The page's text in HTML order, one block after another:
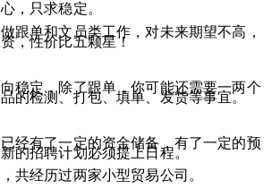
，只求稳定。
跟单和文员类工作，对未来期望不高，
，性价比五颗星！
稳定，除了跟单，你可能还需要一两个
的检测、打包、填单、发货等事宜。
经有了一定的资金储备，有了一定的预
的招聘计划必须提上日程。
共经历过两家小型贸易公司。